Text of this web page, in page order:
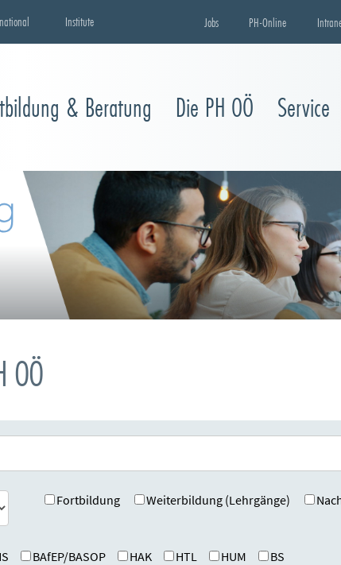
Institute Jobs PH-Online
& Beratung Die PH OÖ Service
OÖ
Fortbildung Weiterbildung (Lehrgänge)
BAfEP/BASOP HAK HTL HUM BS